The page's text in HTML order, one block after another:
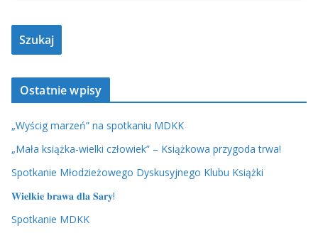
Ostatnie wpisy
„Wyścig marzeń” na spotkaniu MDKK
„Mała książka-wielki człowiek” – Książkowa przygoda trwa!
Spotkanie Młodzieżowego Dyskusyjnego Klubu Książki
𝐖𝐢𝐞𝐥𝐤𝐢𝐞 𝐛𝐫𝐚𝐰𝐚 𝐝𝐥𝐚 𝐒𝐚𝐫𝐲!
Spotkanie MDKK